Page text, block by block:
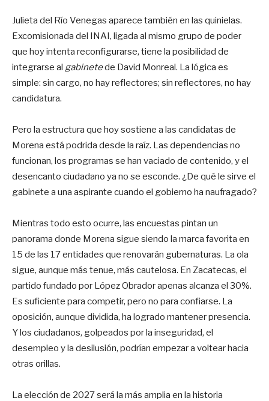
Julieta del Río Venegas aparece también en las quinielas.
Excomisionada del INAI, ligada al mismo grupo de poder
que hoy intenta reconfigurarse, tiene la posibilidad de
integrarse al gabinetede David Monreal. La lógica es
simple: sin cargo, no hay reflectores; sin reflectores, no hay
candidatura.
Pero la estructura que hoy sostiene a las candidatas de
Morena está podrida desde la raíz. Las dependencias no
funcionan, los programas se han vaciado de contenido, y el
desencanto ciudadano ya no se esconde. ¿De qué le sirve el
gabinete a una aspirante cuando el gobierno ha naufragado?
Mientras todo esto ocurre, las encuestas pintan un
panorama donde Morena sigue siendo la marca favorita en
15 de las 17 entidades que renovarán gubernaturas. La ola
sigue, aunque más tenue, más cautelosa. En Zacatecas, el
partido fundado por López Obrador apenas alcanza el 30%.
Es suficiente para competir, pero no para confiarse. La
oposición, aunque dividida, ha logrado mantener presencia.
Y los ciudadanos, golpeados por la inseguridad, el
desempleo y la desilusión, podrían empezar a voltear hacia
otras orillas.
La elección de 2027 será la más amplia en la historia